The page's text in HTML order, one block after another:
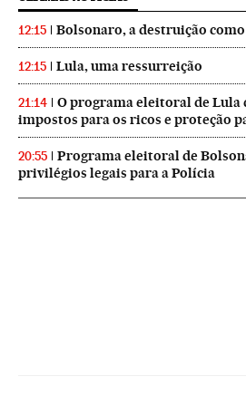
12:15 Bolsonaro, a destruição
12:15 Lula, uma ressurreição
21:14
O programa eleitoral de Lula
impostos para os ricos e proteção
20:55
Programa eleitoral de
privilégios legais para a Polícia